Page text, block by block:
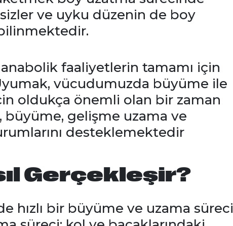
ve uyku düzenin de boy
faaliyetlerin tamamı için
vücudumuzda büyüme ile
oldukça önemli olan bir zaman
gelişme uzama ve
desteklemektedir
Gerçekleşir?
hızlı bir büyüme ve uzama süreci